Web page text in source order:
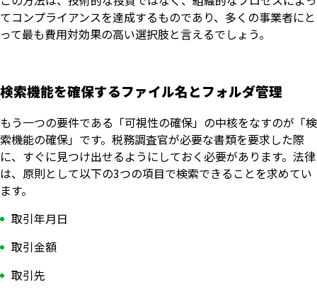
てコンプライアンスを達成するものであり、多くの事業者にと
って最も費用対効果の高い選択肢と言えるでしょう。
検索機能を確保するファイル名とフォルダ管理
もう一つの要件である「可視性の確保」の中核をなすのが「検
索機能の確保」です。税務調査官が必要な書類を要求した際
に、すぐに見つけ出せるようにしておく必要があります。法律
は、原則として以下の3つの項目で検索できることを求めてい
ます。
取引年月日
取引金額
取引先